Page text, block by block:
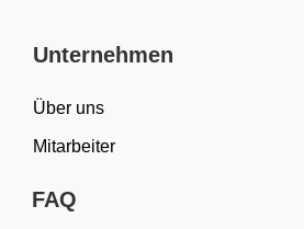
Unternehmen
Über uns
Mitarbeiter
FAQ